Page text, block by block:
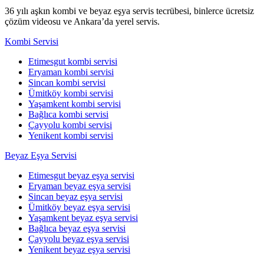
36 yılı aşkın kombi ve beyaz eşya servis tecrübesi, binlerce ücretsiz
çözüm videosu ve Ankara’da yerel servis.
Kombi Servisi
Etimesgut kombi servisi
Eryaman kombi servisi
Sincan kombi servisi
Ümitköy kombi servisi
Yaşamkent kombi servisi
Bağlıca kombi servisi
Çayyolu kombi servisi
Yenikent kombi servisi
Beyaz Eşya Servisi
Etimesgut beyaz eşya servisi
Eryaman beyaz eşya servisi
Sincan beyaz eşya servisi
Ümitköy beyaz eşya servisi
Yaşamkent beyaz eşya servisi
Bağlıca beyaz eşya servisi
Çayyolu beyaz eşya servisi
Yenikent beyaz eşya servisi